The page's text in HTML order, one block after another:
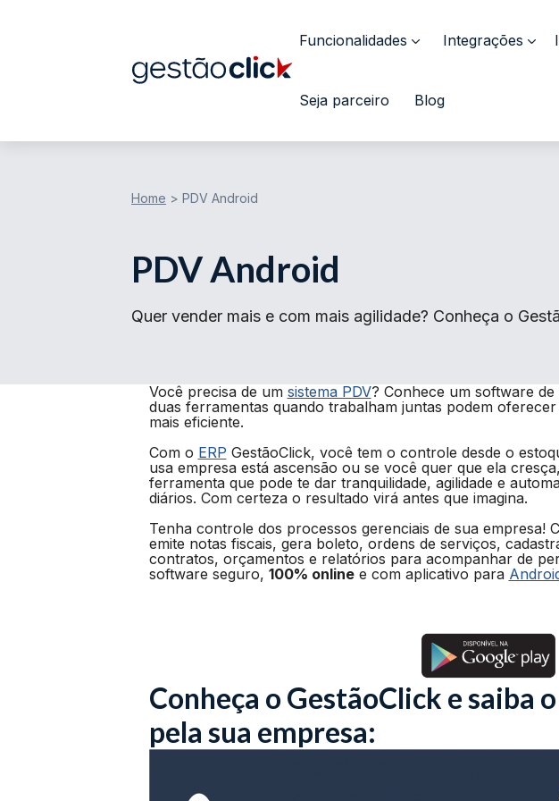
Funcionalidades Integrações
Seja parceiro Blog
Home > PDV Android
PDV Android
Quer vender mais e com mais agilidade? Conheça o
Você precisa de um sistema PDV? Conhece um software de
duas ferramentas quando trabalham juntas podem
mais eficiente.
Com o ERP GestãoClick, você tem o controle desde o
usa empresa está ascensão ou se você quer que ela
ferramenta que pode te dar tranquilidade, agilidade e
diários. Com certeza o resultado virá antes que imagina.
Tenha controle dos processos gerenciais de sua empresa!
emite notas fiscais, gera boleto, ordens de serviços,
contratos, orçamentos e relatórios para acompanhar de
software seguro, 100% onlinee com aplicativo para
Conheça o GestãoClick e saiba
pela sua empresa: